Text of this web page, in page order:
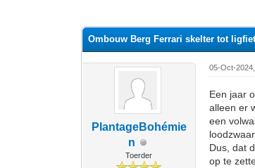
Ombouw Berg Ferrari skelter tot
PlantageBohémie
n
Toerder
05-Oct-
Een jaar
alleen er
een
loodzwaar.
Dus, dat
op te